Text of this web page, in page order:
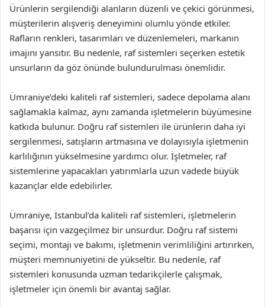
Ürünlerin sergilendiği alanların düzenli ve çekici görünmesi,
müşterilerin alışveriş deneyimini olumlu yönde etkiler.
Rafların renkleri, tasarımları ve düzenlemeleri, markanın
imajını yansıtır. Bu nedenle, raf sistemleri seçerken estetik
unsurların da göz önünde bulundurulması önemlidir.
Ümraniye’deki kaliteli raf sistemleri, sadece depolama alanı
sağlamakla kalmaz, aynı zamanda işletmelerin büyümesine
katkıda bulunur. Doğru raf sistemleri ile ürünlerin daha iyi
sergilenmesi, satışların artmasına ve dolayısıyla işletmenin
karlılığının yükselmesine yardımcı olur. İşletmeler, raf
sistemlerine yapacakları yatırımlarla uzun vadede büyük
kazançlar elde edebilirler.
Ümraniye, İstanbul’da kaliteli raf sistemleri, işletmelerin
başarısı için vazgeçilmez bir unsurdur. Doğru raf sistemi
seçimi, montajı ve bakımı, işletmenin verimliliğini artırırken,
müşteri memnuniyetini de yükseltir. Bu nedenle, raf
sistemleri konusunda uzman tedarikçilerle çalışmak,
işletmeler için önemli bir avantaj sağlar.